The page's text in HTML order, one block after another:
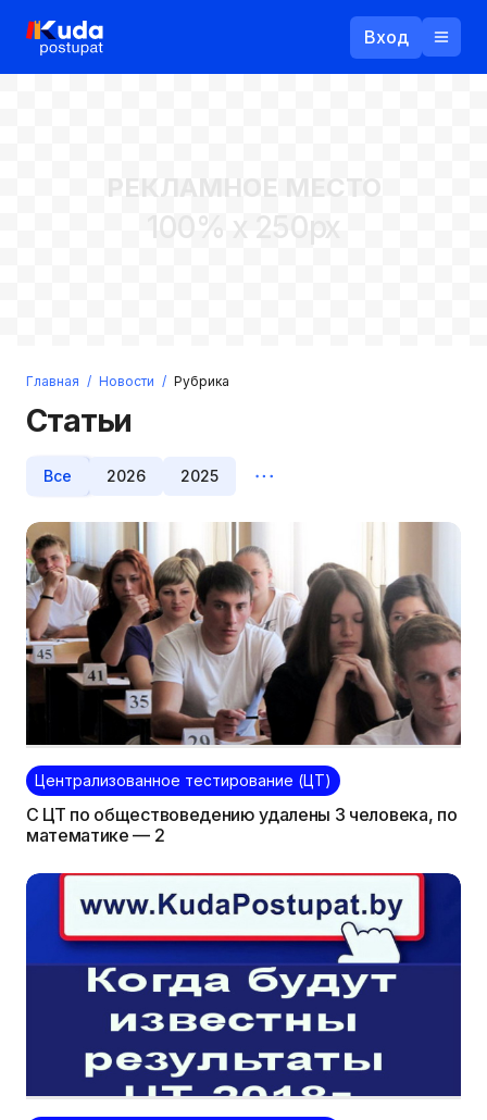
Вход
Войти
РЕКЛАМНОЕ МЕСТО
100% x 250px
Главная / Новости / Рубрика
Статьи
Все 2026 2025
Централизованное тестирование (ЦТ)
С ЦТ по обществоведению удалены 3 человека, по
математике — 2